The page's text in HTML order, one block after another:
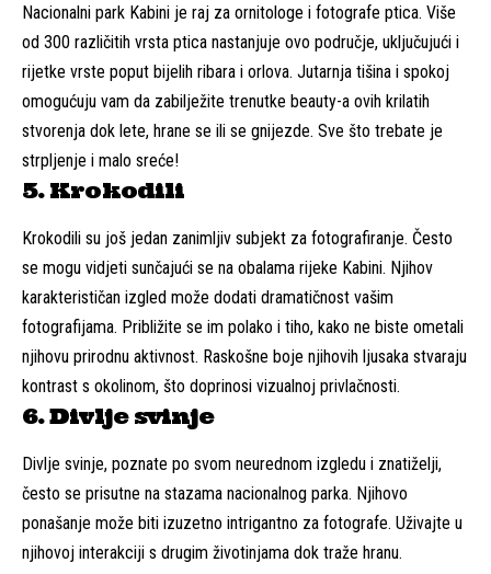
Nacionalni park Kabini je raj za ornitologe i fotografe ptica. Više
od 300 različitih vrsta ptica nastanjuje ovo područje, uključujući i
rijetke vrste poput bijelih ribara i orlova. Jutarnja tišina i spokoj
omogućuju vam da zabilježite trenutke beauty-a ovih krilatih
stvorenja dok lete, hrane se ili se gnijezde. Sve što trebate je
strpljenje i malo sreće!
5. Krokodili
Krokodili su još jedan zanimljiv subjekt za fotografiranje. Često
se mogu vidjeti sunčajući se na obalama rijeke Kabini. Njihov
karakterističan izgled može dodati dramatičnost vašim
fotografijama. Približite se im polako i tiho, kako ne biste ometali
njihovu prirodnu aktivnost. Raskošne boje njihovih ljusaka stvaraju
kontrast s okolinom, što doprinosi vizualnoj privlačnosti.
6. Divlje svinje
Divlje svinje, poznate po svom neurednom izgledu i znatiželji,
često se prisutne na stazama nacionalnog parka. Njihovo
ponašanje može biti izuzetno intrigantno za fotografe. Uživajte u
njihovoj interakciji s drugim životinjama dok traže hranu.